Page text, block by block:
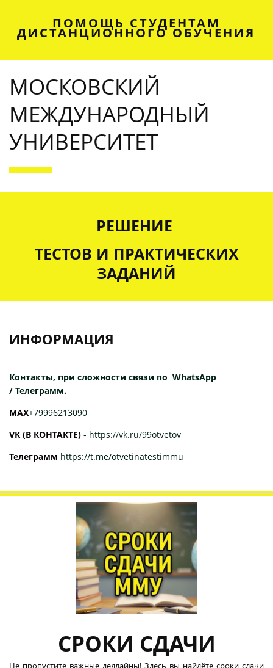
ПОМОЩЬ СТУДЕНТАМ
ДИСТАНЦИОННОГО ОБУЧЕНИЯ
МОСКОВСКИЙ
МЕЖДУНАРОДНЫЙ
УНИВЕРСИТЕТ
РЕШЕНИЕ
ТЕСТОВ И ПРАКТИЧЕСКИХ
ЗАДАНИЙ
ИНФОРМАЦИЯ
Контакты, при сложности связи по WhatsApp
/ Телеграмм.
МАХ+79996213090
VK (В КОНТАКТЕ) - https://vk.ru/99otvetov
Телеграмм https://t.me/otvetinatestimmu
СРОКИ СДАЧИ
Не пропустите важные дедлайны! Здесь вы найдёте сроки сдачи